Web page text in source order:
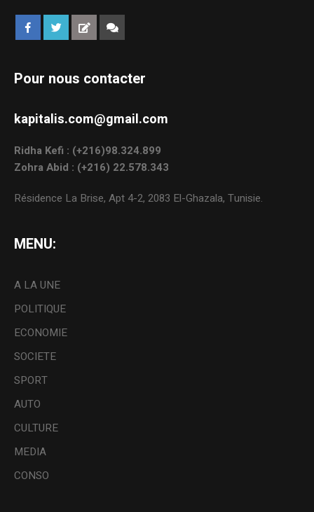
Pour nous contacter
kapitalis.com@gmail.com
Ridha Kefi : (+216)98.324.899
Zohra Abid : (+216) 22.578.343
Résidence La Brise, Apt 4-2, 2083 El-Ghazala, Tunisie.
MENU:
A LA UNE
POLITIQUE
ECONOMIE
SOCIETE
SPORT
AUTO
CULTURE
MEDIA
CONSO